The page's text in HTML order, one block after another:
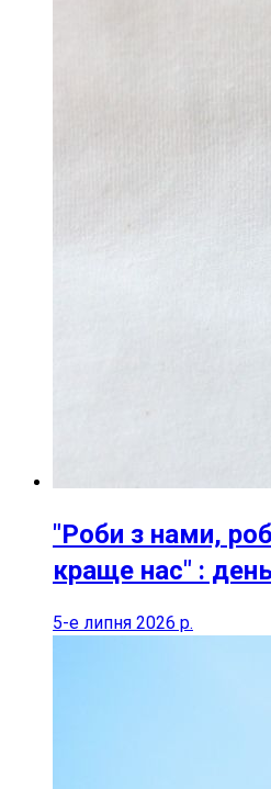
"Роби з нами,
краще нас" :
5-е липня 2026 р.